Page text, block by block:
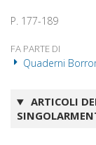
P. 177-189
FA PARTE DI
Quaderni
ARTICOLI